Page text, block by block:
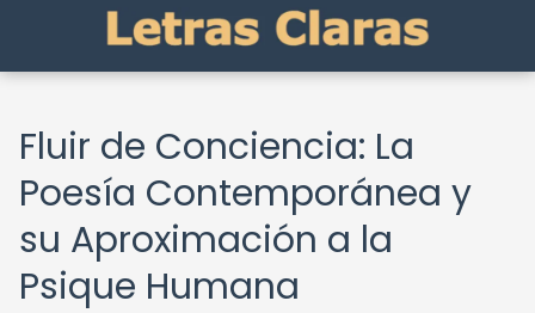
Fluir de Conciencia: La
Poesía Contemporánea y
su Aproximación a la
Psique Humana